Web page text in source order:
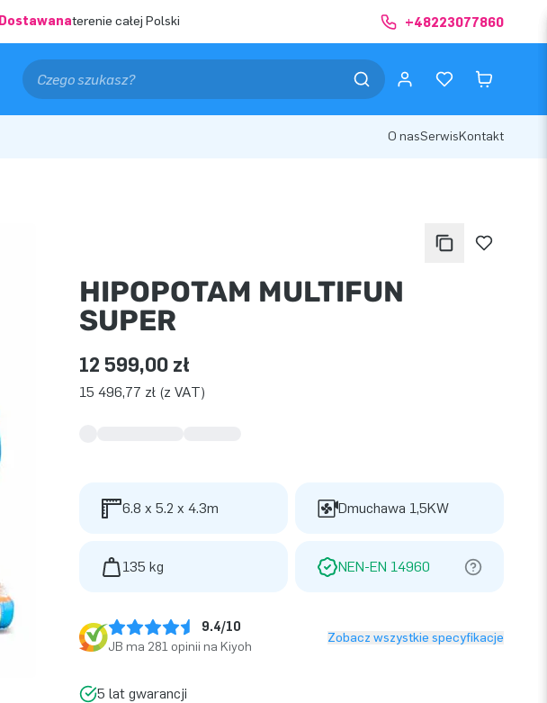
Dostawanaterenie całej Polski +48223077860
O nasSerwisKontakt
HIPOPOTAM MULTIFUN
SUPER
12 599,00 zł
15 496,77 zł (z VAT)
6.8 x 5.2 x 4.3m Dmuchawa 1,5KW
135 kg NEN-EN 14960
9.4/10
JB ma 281 opinii na Kiyoh
Zobacz wszystkie specyfikacje
5 lat gwarancji